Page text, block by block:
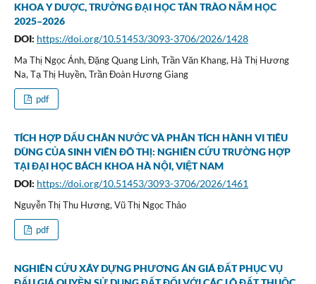
KHOA Y DƯỢC, TRƯỜNG ĐẠI HỌC TÂN TRÀO NĂM HỌC
2025–2026
DOI: https://doi.org/10.51453/3093-3706/2026/1428
Ma Thị Ngọc Ánh, Đặng Quang Linh, Trần Văn Khang, Hà Thị Hương
Na, Tạ Thị Huyền, Trần Đoàn Hương Giang
pdf
TÍCH HỢP DẤU CHÂN NƯỚC VÀ PHÂN TÍCH HÀNH VI TIÊU
DÙNG CỦA SINH VIÊN ĐÔ THỊ: NGHIÊN CỨU TRƯỜNG HỢP
TẠI ĐẠI HỌC BÁCH KHOA HÀ NỘI, VIỆT NAM
DOI: https://doi.org/10.51453/3093-3706/2026/1461
Nguyễn Thị Thu Hương, Vũ Thị Ngọc Thảo
pdf
NGHIÊN CỨU XÂY DỰNG PHƯƠNG ÁN GIÁ ĐẤT PHỤC VỤ